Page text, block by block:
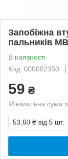
Запобіжна
пальників
В наявності
Код: 000002350
59 ₴
Мінімальна сума
53,60 ₴ від 5 шт.